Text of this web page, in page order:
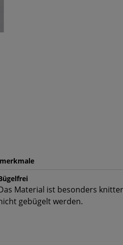
Material ist besonders
gebügelt werden.